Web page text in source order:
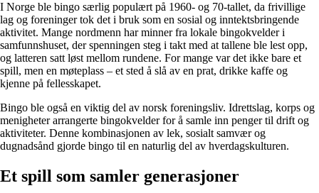
I Norge ble bingo særlig populært på 1960- og 70-tallet, da frivillige
lag og foreninger tok det i bruk som en sosial og inntektsbringende
aktivitet. Mange nordmenn har minner fra lokale bingokvelder i
samfunnshuset, der spenningen steg i takt med at tallene ble lest opp,
og latteren satt løst mellom rundene. For mange var det ikke bare et
spill, men en møteplass – et sted å slå av en prat, drikke kaffe og
kjenne på fellesskapet.
Bingo ble også en viktig del av norsk foreningsliv. Idrettslag, korps og
menigheter arrangerte bingokvelder for å samle inn penger til drift og
aktiviteter. Denne kombinasjonen av lek, sosialt samvær og
dugnadsånd gjorde bingo til en naturlig del av hverdagskulturen.
Et spill som samler generasjoner